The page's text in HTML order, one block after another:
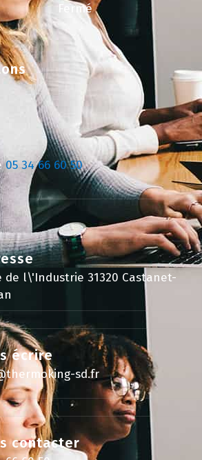
Fermé
05 34 66 60 50
de l\'Industrie 31320 Castanet-
écrire
sd.fr
contacter